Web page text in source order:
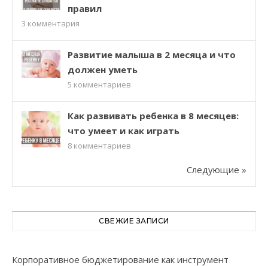
правил
3 комментария
Развитие малыша в 2 месяца и что
должен уметь
5 комментариев
Как развивать ребенка в 8 месяцев:
что умеет и как играть
8 комментариев
Следующие »
СВЕЖИЕ ЗАПИСИ
Корпоративное бюджетирование как инструмент